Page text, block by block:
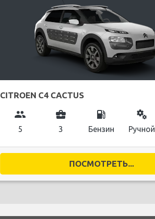
CITROEN C4 CACTUS
group
5
business_center
3
local_gas_station
Бензин
miscellaneous_services
Ручной
ПОСМОТРЕТЬ...